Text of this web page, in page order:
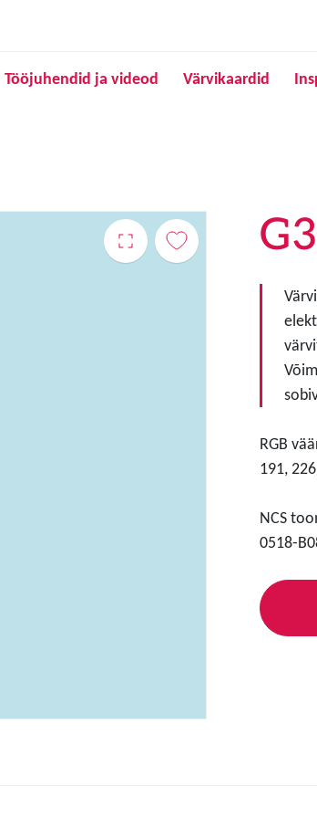
Tööjuhendid ja videod Värvikaardid
RGB
191,
NCS
0518-